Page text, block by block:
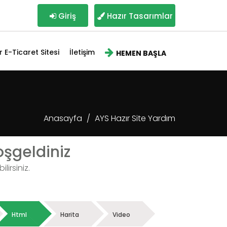
Hazır Tasarımlar
Giriş
E-Ticaret Sitesi İletişim HEMEN BAŞLA
Anasayfa AYS Hazır Site Yardım
Html Harita Video